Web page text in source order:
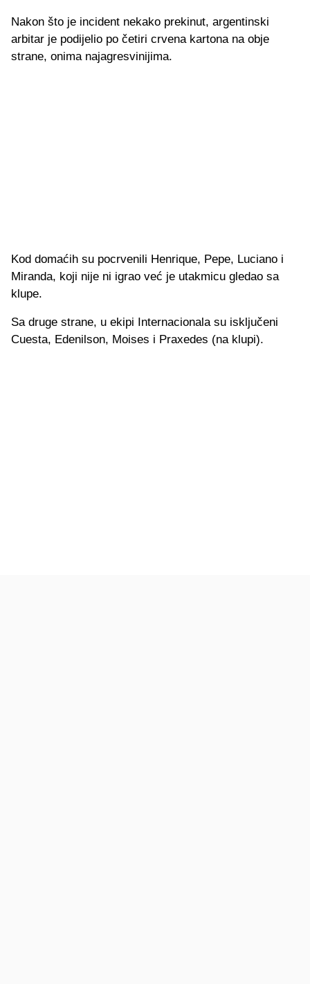
Nakon što je incident nekako prekinut, argentinski
arbitar je podijelio po četiri crvena kartona na obje
strane, onima najagresvinijima.
Kod domaćih su pocrvenili Henrique, Pepe, Luciano i
Miranda, koji nije ni igrao već je utakmicu gledao sa
klupe.
Sa druge strane, u ekipi Internacionala su isključeni
Cuesta, Edenilson, Moises i Praxedes (na klupi).